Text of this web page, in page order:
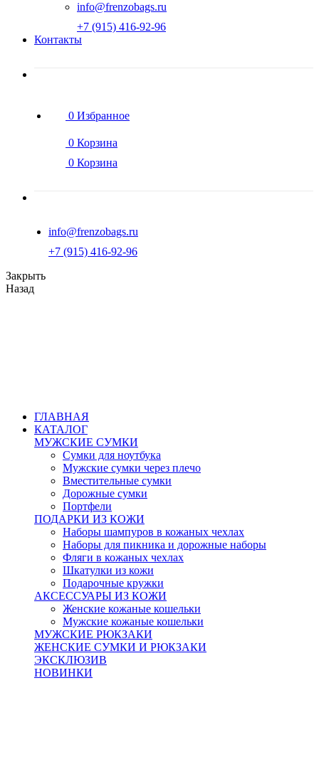
info@frenzobags.ru
‭+7 (915) 416-92-96
Контакты
0 Избранное
0 Корзина
0 Корзина
info@frenzobags.ru
‭+7 (915) 416-92-96
Закрыть
Назад
ГЛАВНАЯ
КАТАЛОГ
МУЖСКИЕ СУМКИ
Сумки для ноутбука
Мужские сумки через плечо
Вместительные сумки
Дорожные сумки
Портфели
ПОДАРКИ ИЗ КОЖИ
Наборы шампуров в кожаных чехлах
Наборы для пикника и дорожные наборы
Фляги в кожаных чехлах
Шкатулки из кожи
Подарочные кружки
АКСЕССУАРЫ ИЗ КОЖИ
Женские кожаные кошельки
Мужские кожаные кошельки
МУЖСКИЕ РЮКЗАКИ
ЖЕНСКИЕ СУМКИ И РЮКЗАКИ
ЭКСКЛЮЗИВ
НОВИНКИ